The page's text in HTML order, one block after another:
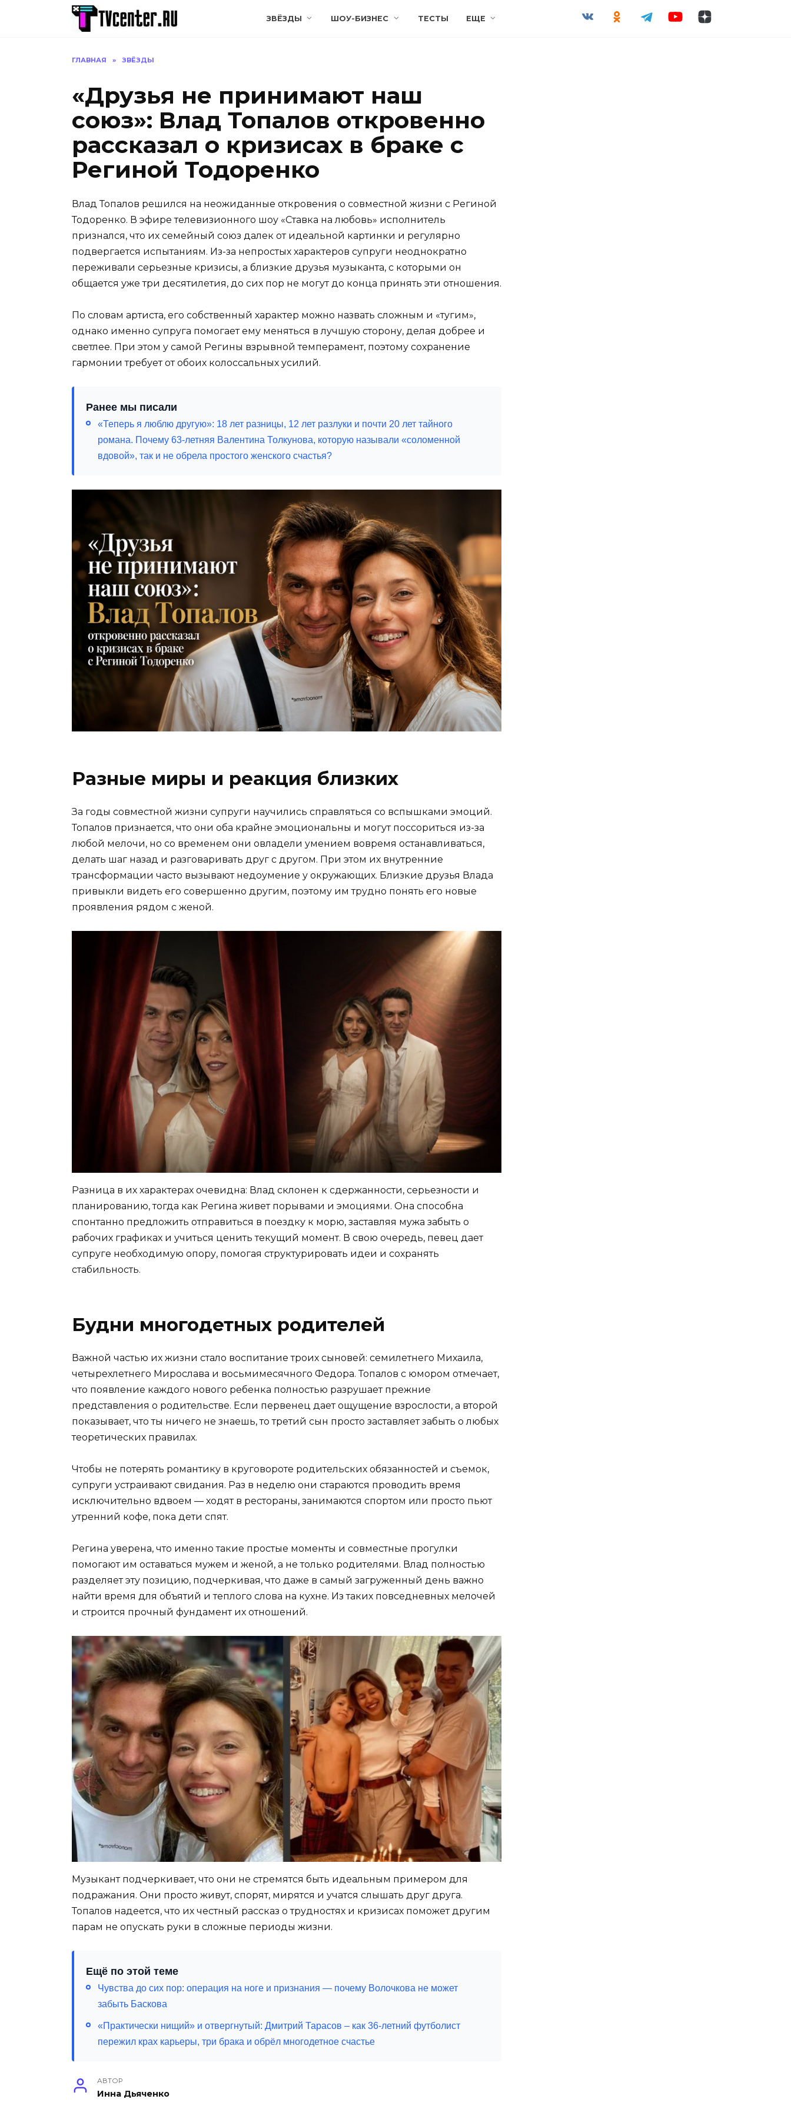
ЗВЁЗДЫ ШОУ-БИЗНЕС ТЕСТЫ ЕЩЕ
ГЛАВНАЯ » ЗВЁЗДЫ
«Друзья не принимают наш
союз»: Влад Топалов откровенно
рассказал о кризисах в браке с
Региной Тодоренко
Влад Топалов решился на неожиданные откровения о совместной жизни с Региной
Тодоренко. В эфире телевизионного шоу «Ставка на любовь» исполнитель
признался, что их семейный союз далек от идеальной картинки и регулярно
подвергается испытаниям. Из-за непростых характеров супруги неоднократно
переживали серьезные кризисы, а близкие друзья музыканта, с которыми он
общается уже три десятилетия, до сих пор не могут до конца принять эти отношения.
По словам артиста, его собственный характер можно назвать сложным и «тугим»,
однако именно супруга помогает ему меняться в лучшую сторону, делая добрее и
светлее. При этом у самой Регины взрывной темперамент, поэтому сохранение
гармонии требует от обоих колоссальных усилий.
Ранее мы писали
«Теперь я люблю другую»: 18 лет разницы, 12 лет разлуки и почти 20 лет тайного
романа. Почему 63-летняя Валентина Толкунова, которую называли «соломенной
вдовой», так и не обрела простого женского счастья?
Разные миры и реакция близких
За годы совместной жизни супруги научились справляться со вспышками эмоций.
Топалов признается, что они оба крайне эмоциональны и могут поссориться из-за
любой мелочи, но со временем они овладели умением вовремя останавливаться,
делать шаг назад и разговаривать друг с другом. При этом их внутренние
трансформации часто вызывают недоумение у окружающих. Близкие друзья Влада
привыкли видеть его совершенно другим, поэтому им трудно понять его новые
проявления рядом с женой.
Разница в их характерах очевидна: Влад склонен к сдержанности, серьезности и
планированию, тогда как Регина живет порывами и эмоциями. Она способна
спонтанно предложить отправиться в поездку к морю, заставляя мужа забыть о
рабочих графиках и учиться ценить текущий момент. В свою очередь, певец дает
супруге необходимую опору, помогая структурировать идеи и сохранять
стабильность.
Будни многодетных родителей
Важной частью их жизни стало воспитание троих сыновей: семилетнего Михаила,
четырехлетнего Мирослава и восьмимесячного Федора. Топалов с юмором отмечает,
что появление каждого нового ребенка полностью разрушает прежние
представления о родительстве. Если первенец дает ощущение взрослости, а второй
показывает, что ты ничего не знаешь, то третий сын просто заставляет забыть о любых
теоретических правилах.
Чтобы не потерять романтику в круговороте родительских обязанностей и съемок,
супруги устраивают свидания. Раз в неделю они стараются проводить время
исключительно вдвоем — ходят в рестораны, занимаются спортом или просто пьют
утренний кофе, пока дети спят.
Регина уверена, что именно такие простые моменты и совместные прогулки
помогают им оставаться мужем и женой, а не только родителями. Влад полностью
разделяет эту позицию, подчеркивая, что даже в самый загруженный день важно
найти время для объятий и теплого слова на кухне. Из таких повседневных мелочей
и строится прочный фундамент их отношений.
Музыкант подчеркивает, что они не стремятся быть идеальным примером для
подражания. Они просто живут, спорят, мирятся и учатся слышать друг друга.
Топалов надеется, что их честный рассказ о трудностях и кризисах поможет другим
парам не опускать руки в сложные периоды жизни.
Ещё по этой теме
Чувства до сих пор: операция на ноге и признания — почему Волочкова не может
забыть Баскова
«Практически нищий» и отвергнутый: Дмитрий Тарасов – как 36-летний футболист
пережил крах карьеры, три брака и обрёл многодетное счастье
АВТОР
Инна Дьяченко